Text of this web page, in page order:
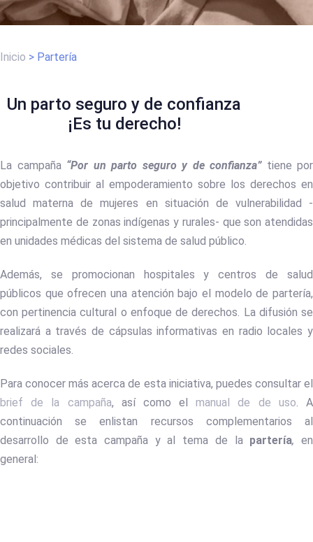
Inicio > Partería
Un parto seguro y de confianza
¡Es tu derecho!
La campaña “Por un parto seguro y de confianza”tiene por
objetivo contribuir al empoderamiento sobre los derechos en
salud materna de mujeres en situación de vulnerabilidad -
principalmente de zonas indígenas y rurales- que son atendidas
en unidades médicas del sistema de salud público.
Además, se promocionan hospitales y centros de salud
públicos que ofrecen una atención bajo el modelo de partería,
con pertinencia cultural o enfoque de derechos. La difusión se
realizará a través de cápsulas informativas en radio locales y
redes sociales.
Para conocer más acerca de esta iniciativa, puedes consultar el
brief de la campaña, así como elmanual de de uso . A
continuación se enlistan recursos complementarios al
desarrollo de esta campaña y al tema de la partería, en
general: